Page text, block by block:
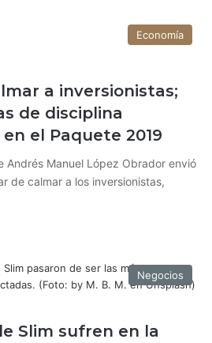
Economía
a inversionistas;
de disciplina
el Paquete 2019
Andrés Manuel López Obrador envió
de calmar a los inversionistas,
Negocios
Slim sufren en la